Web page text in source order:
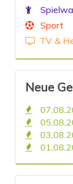
Sport
TV &
Neue